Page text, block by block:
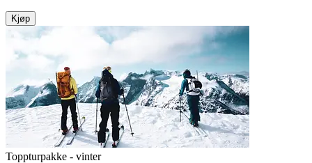
Kjøp
Toppturpakke - vinter